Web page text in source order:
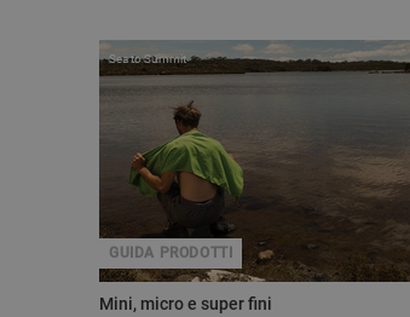
Mini, micro e super fini
GUIDA PRODOTTI
Sea to Summit